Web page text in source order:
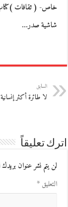
خاص- ( ثقافات )كتاب
شاشية صدر…
السابق
لا طائرة أكثر
اترك تعليقاً
لن يتم نشر عنوان
التعليق*